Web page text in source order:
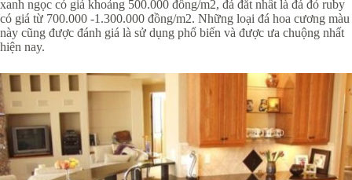
xanh ngọc có giá khoảng 500.000 đồng/m2, đá đắt nhất là đá đỏ ruby
có giá từ 700.000 -1.300.000 đồng/m2. Những loại đá hoa cương màu
này cũng được đánh giá là sử dụng phổ biến và được ưa chuộng nhất
hiện nay.